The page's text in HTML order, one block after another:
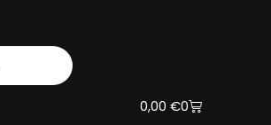
0,00 €0
Warenkorb